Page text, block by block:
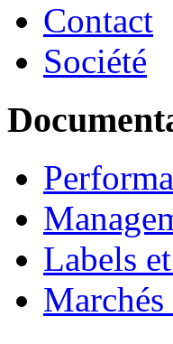
Contact
Société
Labels